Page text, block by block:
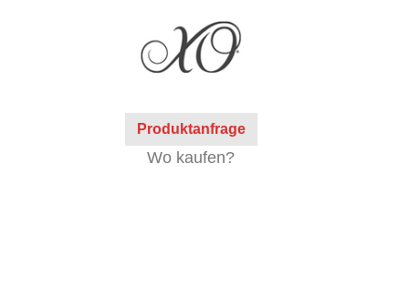
Produktanfrage
Wo kaufen?